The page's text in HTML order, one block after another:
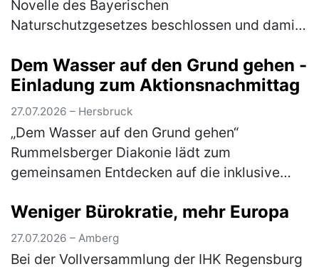
Novelle des Bayerischen
Naturschutzgesetzes beschlossen und damit
Landtag nach der Sommerpause freigemacht.
"Der B…(mehr)
Dem Wasser auf den Grund gehen -
Einladung zum Aktionsnachmittag
27.07.2026 – Hersbruck
„Dem Wasser auf den Grund gehen“
Rummelsberger Diakonie lädt zum
gemeinsamen Entdecken auf die inklusive
ein Dem Element Wasser gehen die
Teilnehmer*innen am Mitt…
Weniger Bürokratie, mehr Europa
27.07.2026 – Amberg
Bei der Vollversammlung der IHK Regensburg